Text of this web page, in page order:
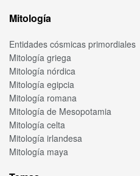
Mitología
Entidades cósmicas primordiales
Mitología griega
Mitología nórdica
Mitología egipcia
Mitología romana
Mitología de Mesopotamia
Mitología celta
Mitología irlandesa
Mitología maya